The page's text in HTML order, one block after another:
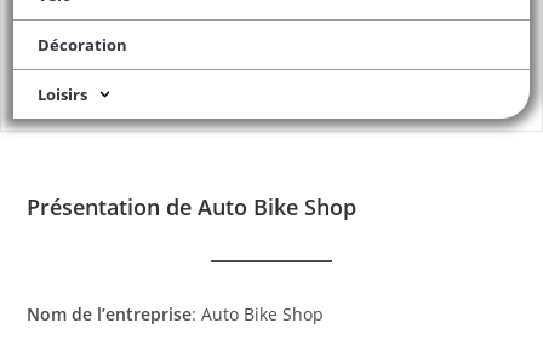
Décoration
Loisirs
Présentation de Auto Bike Shop
Nom de l’entreprise: Auto Bike Shop